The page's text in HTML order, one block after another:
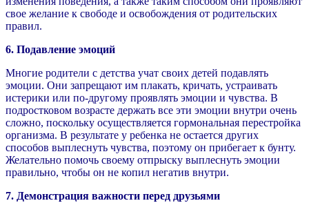
свое желание к свободе и освобождения от родительских
правил.
6. Подавление эмоций
Многие родители с детства учат своих детей подавлять
эмоции. Они запрещают им плакать, кричать, устраивать
истерики или по-другому проявлять эмоции и чувства. В
подростковом возрасте держать все эти эмоции внутри очень
сложно, поскольку осуществляется гормональная перестройка
организма. В результате у ребенка не остается других
способов выплеснуть чувства, поэтому он прибегает к бунту.
Желательно помочь своему отпрыску выплеснуть эмоции
правильно, чтобы он не копил негатив внутри.
7. Демонстрация важности перед друзьями